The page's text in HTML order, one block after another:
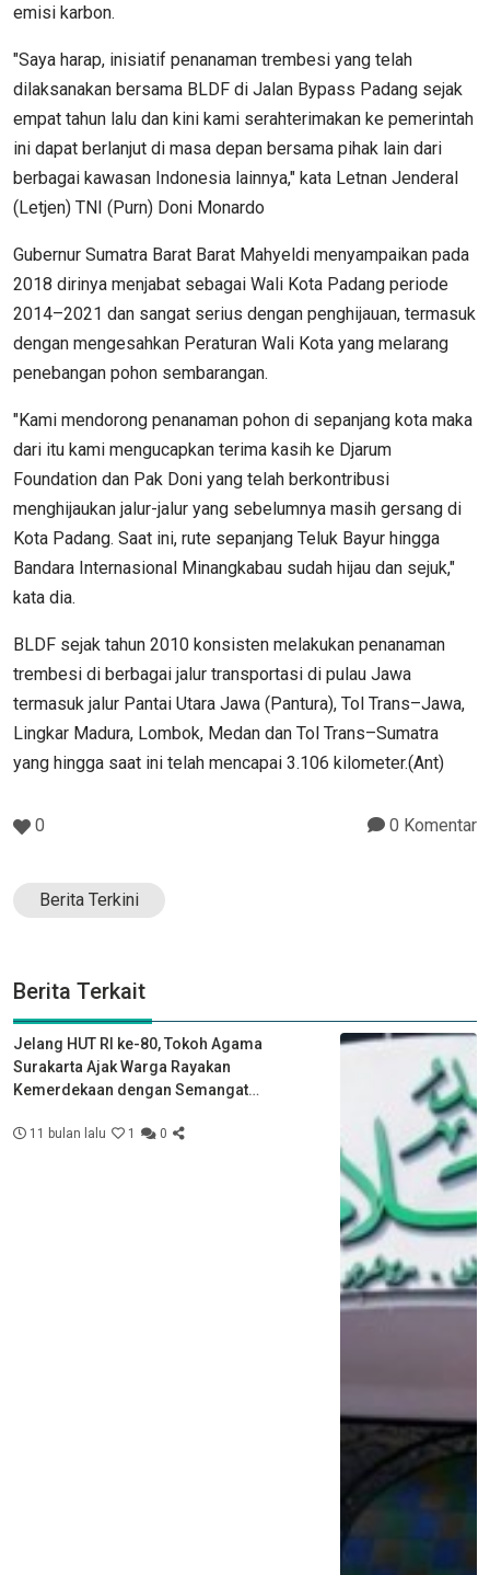
emisi karbon.
"Saya harap, inisiatif penanaman trembesi yang telah
dilaksanakan bersama BLDF di Jalan Bypass Padang sejak
empat tahun lalu dan kini kami serahterimakan ke pemerintah
ini dapat berlanjut di masa depan bersama pihak lain dari
berbagai kawasan Indonesia lainnya," kata Letnan Jenderal
(Letjen) TNI (Purn) Doni Monardo
Gubernur Sumatra Barat Barat Mahyeldi menyampaikan pada
2018 dirinya menjabat sebagai Wali Kota Padang periode
2014–2021 dan sangat serius dengan penghijauan, termasuk
dengan mengesahkan Peraturan Wali Kota yang melarang
penebangan pohon sembarangan.
"Kami mendorong penanaman pohon di sepanjang kota maka
dari itu kami mengucapkan terima kasih ke Djarum
Foundation dan Pak Doni yang telah berkontribusi
menghijaukan jalur-jalur yang sebelumnya masih gersang di
Kota Padang. Saat ini, rute sepanjang Teluk Bayur hingga
Bandara Internasional Minangkabau sudah hijau dan sejuk,"
kata dia.
BLDF sejak tahun 2010 konsisten melakukan penanaman
trembesi di berbagai jalur transportasi di pulau Jawa
termasuk jalur Pantai Utara Jawa (Pantura), Tol Trans–Jawa,
Lingkar Madura, Lombok, Medan dan Tol Trans–Sumatra
yang hingga saat ini telah mencapai 3.106 kilometer.(Ant)
0 0 Komentar
Berita Terkini
Berita Terkait
Jelang HUT RI ke-80, Tokoh Agama
Surakarta Ajak Warga Rayakan
Kemerdekaan dengan Semangat
11 bulan lalu 1 0